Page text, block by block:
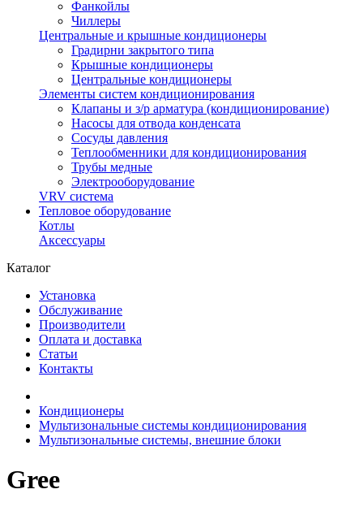
Фанкойлы
Чиллеры
Центральные и крышные кондиционеры
Градирни закрытого типа
Крышные кондиционеры
Центральные кондиционеры
Элементы систем кондиционирования
Клапаны и з/р арматура (кондиционирование)
Насосы для отвода конденсата
Сосуды давления
Теплообменники для кондиционирования
Трубы медные
Электрооборудование
VRV система
Тепловое оборудование
Котлы
Аксессуары
Каталог
Установка
Обслуживание
Производители
Оплата и доставка
Статьи
Контакты
Кондиционеры
Мультизональные системы кондиционирования
Мультизональные системы, внешние блоки
Gree